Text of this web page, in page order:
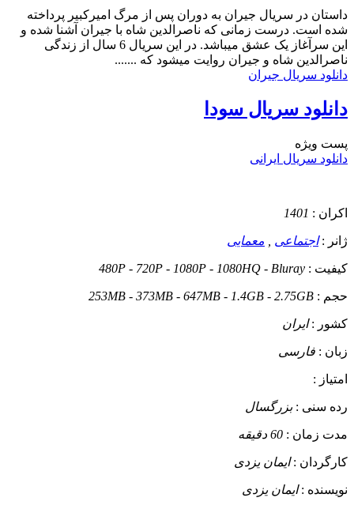
داستان در سریال جیران به دوران پس از مرگ امیرکبیر پرداخته
شده است. درست زمانی که ناصرالدین شاه با جیران آشنا شده و
این سرآغاز یک عشق میباشد. در این سریال 6 سال از زندگی
ناصرالدین شاه و جیران روایت میشود که .......
دانلود سریال جیران
دانلود سریال سودا
پست ويژه
دانلود سریال ایرانی
اکران : 1401
ژانر :اجتماعی معمایی
کیفیت : 480P - 720P - 1080P - 1080HQ - Bluray
حجم : 253MB - 373MB - 647MB - 1.4GB - 2.75GB
کشور :ایران
زبان : فارسی
امتیاز :
رده سنی :بزرگسال
مدت زمان : 60 دقیقه
کارگردان :ایمان یزدی
نویسنده :ایمان یزدی